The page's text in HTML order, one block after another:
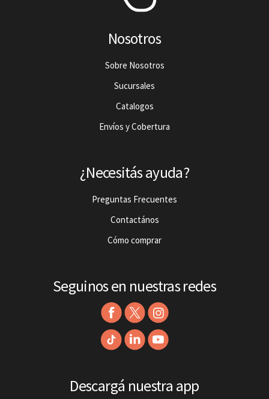
Nosotros
Sobre Nosotros
Sucursales
Catalogos
Envíos y Cobertura
¿Necesitás ayuda?
Preguntas Frecuentes
Contactános
Cómo comprar
Seguinos en nuestras redes
Descargá nuestra app